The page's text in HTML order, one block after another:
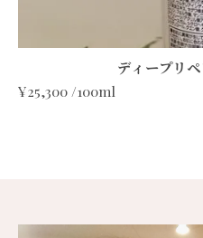
ディープリ
¥25,300 /100ml